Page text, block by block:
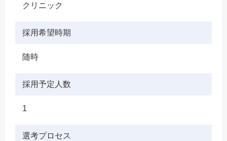
クリニック
採用希望時期
随時
採用予定人数
1
選考プロセス